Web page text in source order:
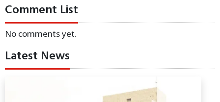
Comment List
No comments yet.
Latest News